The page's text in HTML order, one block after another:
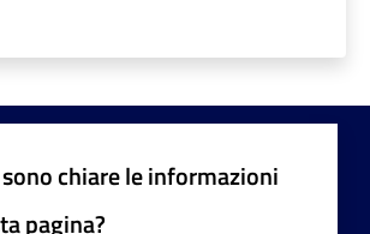
chiare le informazioni
pagina?